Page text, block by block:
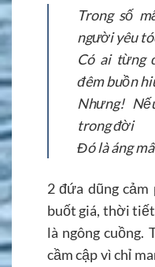
Trong số
người yêu
Có ai từng
đêm buồn
Nhưng!
trong đời
Đó là áng
2 đứa dũng
buốt giá, thời
là ngông cuồng.
cầm cập vì chỉ